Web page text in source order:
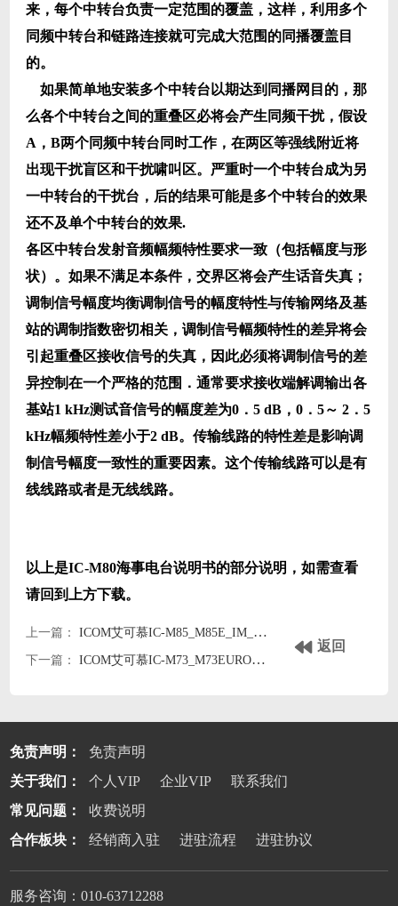
来，每个中转台负责一定范围的覆盖，这样，利用多个
同频中转台和链路连接就可完成大范围的同播覆盖目
的。
如果简单地安装多个中转台以期达到同播网目的，那
么各个中转台之间的重叠区必将会产生同频干扰，假设
A，B两个同频中转台同时工作，在两区等强线附近将
出现干扰盲区和干扰啸叫区。严重时一个中转台成为另
一中转台的干扰台，后的结果可能是多个中转台的效果
还不及单个中转台的效果.
各区中转台发射音频幅频特性要求一致（包括幅度与形
状）。如果不满足本条件，交界区将会产生话音失真；
调制信号幅度均衡调制信号的幅度特性与传输网络及基
站的调制指数密切相关，调制信号幅频特性的差异将会
引起重叠区接收信号的失真，因此必须将调制信号的差
异控制在一个严格的范围．通常要求接收端解调输出各
基站1 kHz测试音信号的幅度差为0．5 dB，0．5～ 2．5
kHz幅频特性差小于2 dB。传输线路的特性差是影响调
制信号幅度一致性的重要因素。这个传输线路可以是有
线线路或者是无线线路。
以上是IC-M80海事电台说明书的部分说明，如需查看
请回到上方下载。
上一篇：
ICOM艾可慕IC-M85_M85E_IM_ENG_2海事电台icomm85/m85e英文说明书
下一篇：
ICOM艾可慕IC-M73_M73EURO_8海事电台icomm73/m73euro英文说明书
返回
免责声明：
免责声明
关于我们：
个人VIP 企业VIP
联系我们
常见问题：
收费说明
合作板块：
经销商入驻 进驻流程 进驻协议
服务咨询：010-63712288